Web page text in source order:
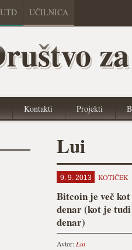
UČILNICA
Kontakti Projekti
Lui
9. 9. 2013 KOTIČEK
Bitcoin je več
denar (kot je
denar)
Avtor: Lui